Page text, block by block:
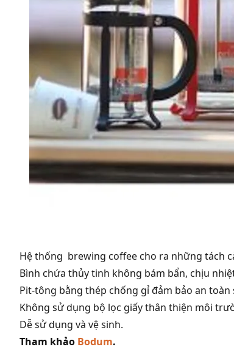
Hệ thống brewing coffee cho ra những tách
Bình chứa thủy tinh không bám bẩn, chịu
Pit-tông bằng thép chống gỉ đảm bảo an
Không sử dụng bộ lọc giấy thân thiện môi
Dễ sử dụng và vệ sinh.
Tham khảo Bodum.